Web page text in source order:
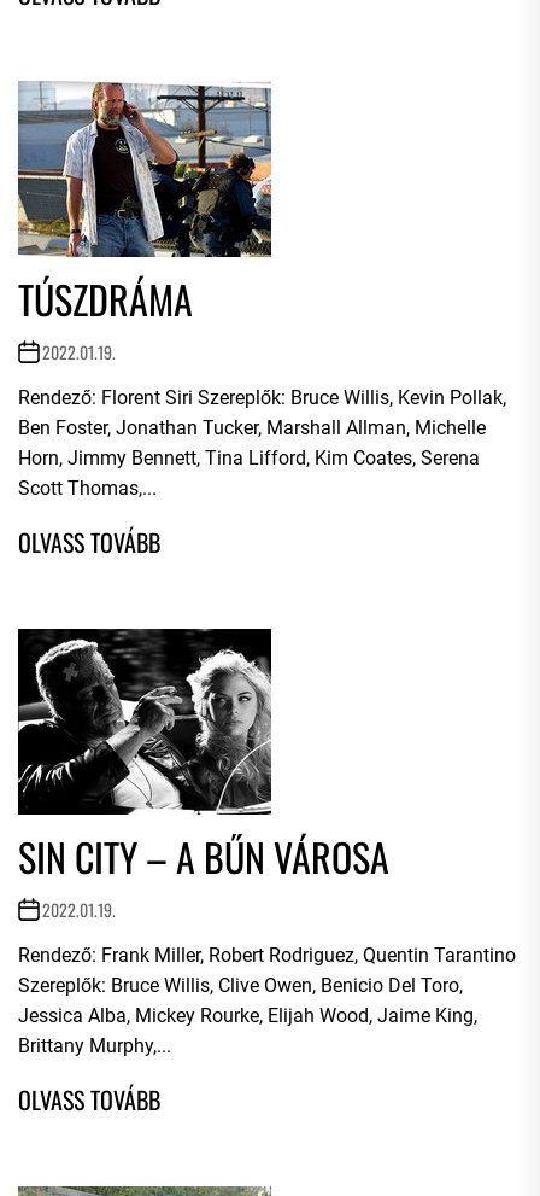
TÚSZDRÁMA
2022.01.19.
Rendező: Florent Siri Szereplők: Bruce Willis, Kevin Pollak,
Ben Foster, Jonathan Tucker, Marshall Allman, Michelle
Horn, Jimmy Bennett, Tina Lifford, Kim Coates, Serena
Scott Thomas,...
SIN CITY – A BŰN VÁROSA
2022.01.19.
Rendező: Frank Miller, Robert Rodriguez, Quentin Tarantino
Szereplők: Bruce Willis, Clive Owen, Benicio Del Toro,
Jessica Alba, Mickey Rourke, Elijah Wood, Jaime King,
Brittany Murphy,...